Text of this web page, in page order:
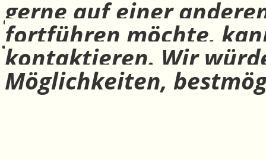
gerne auf einer
fortführen möchte,
kontaktieren. Wir
Möglichkeiten,